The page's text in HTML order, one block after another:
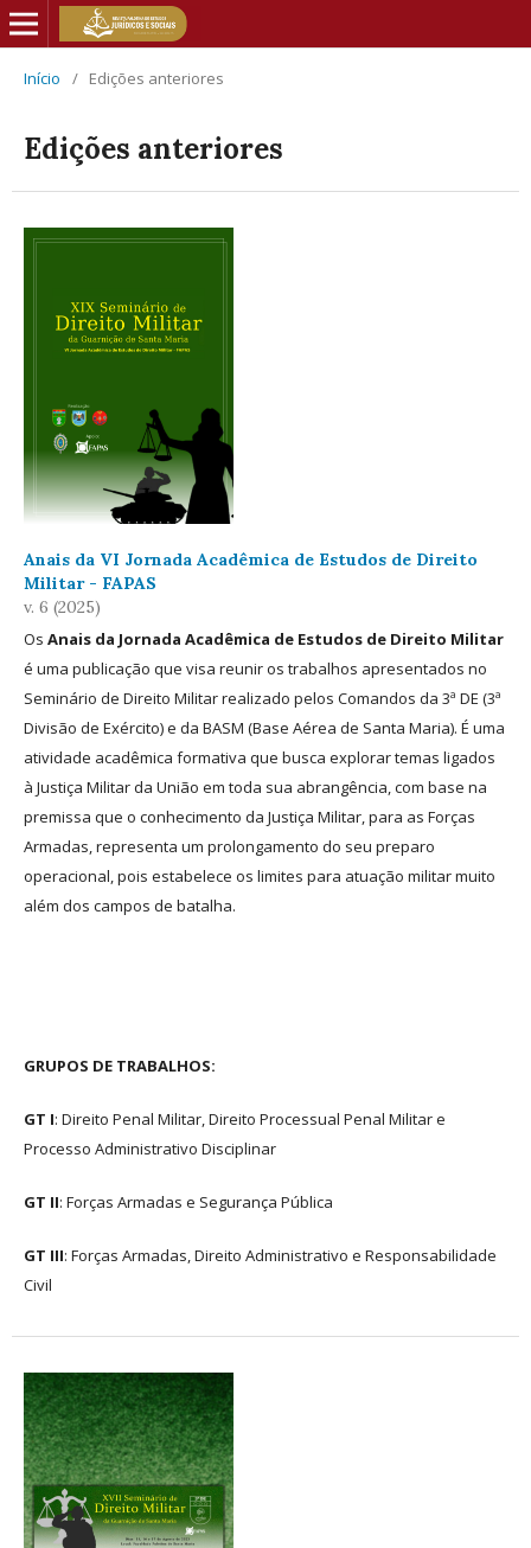
Início / Edições anteriores
Edições anteriores
Anais da VI Jornada Acadêmica de Estudos de Direito
Militar - FAPAS
v. 6 (2025)
Os Anais da Jornada Acadêmica de Estudos de Direito Militar
é uma publicação que visa reunir os trabalhos apresentados no
Seminário de Direito Militar realizado pelos Comandos da 3ª DE (3ª
Divisão de Exército) e da BASM (Base Aérea de Santa Maria). É uma
atividade acadêmica formativa que busca explorar temas ligados
à Justiça Militar da União em toda sua abrangência, com base na
premissa que o conhecimento da Justiça Militar, para as Forças
Armadas, representa um prolongamento do seu preparo
operacional, pois estabelece os limites para atuação militar muito
além dos campos de batalha.
GRUPOS DE TRABALHOS:
GT I: Direito Penal Militar, Direito Processual Penal Militar e
Processo Administrativo Disciplinar
GT II: Forças Armadas e Segurança Pública
GT III: Forças Armadas, Direito Administrativo e Responsabilidade
Civil